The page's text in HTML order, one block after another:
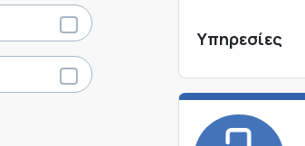
Υπηρεσίες